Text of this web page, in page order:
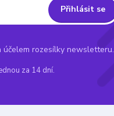
Přihlásit se
rozesílky newsletteru.
za 14 dní.